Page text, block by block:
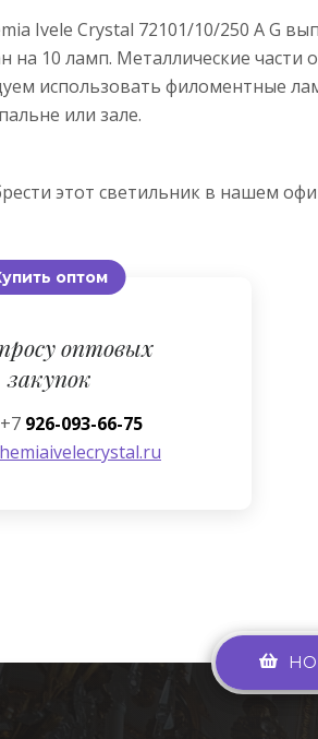
Ivele Crystal 72101/10/250 A G
на 10 ламп. Металлические
использовать филоментные
или зале.
этот светильник в нашем
оптом
оптовых
закупок
926-093-66-75